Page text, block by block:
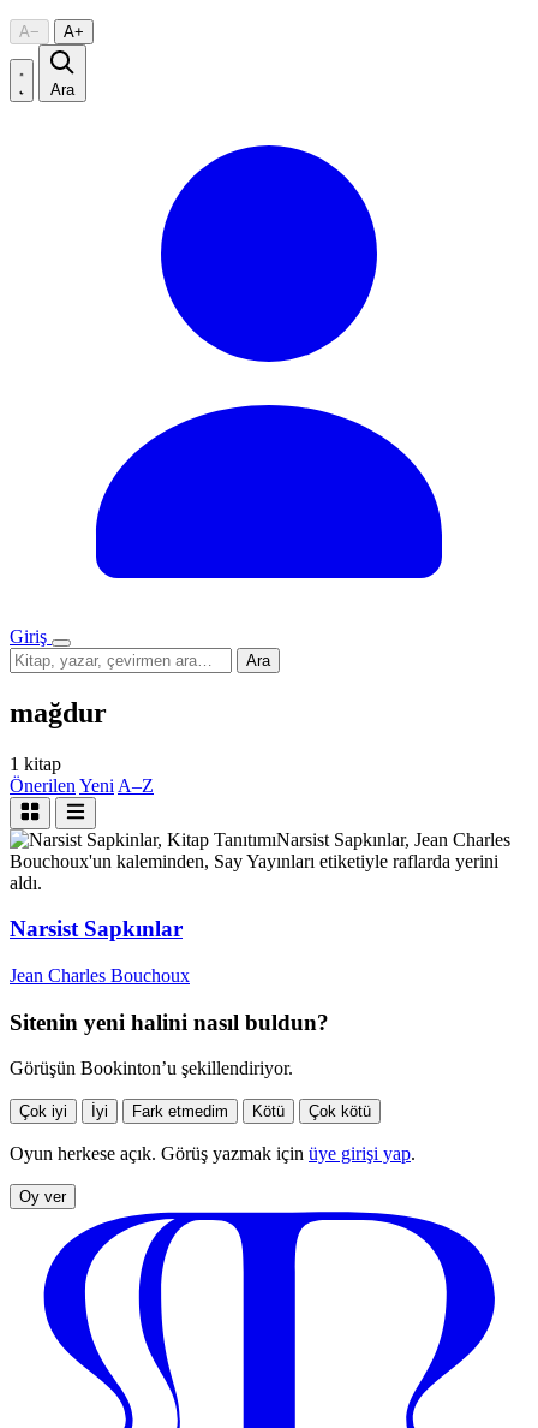
A− A+
Ara
Giriş
Menü
Sitede
ara
Ara
mağdur
1 kitap
Önerilen Yeni A–Z
Kitap TanıtımıNarsist Sapkınlar, Jean Charles
Bouchoux'un kaleminden, Say Yayınları etiketiyle raflarda yerini
aldı.
Narsist Sapkınlar
Jean Charles Bouchoux
Sitenin yeni halini nasıl buldun?
Görüşün Bookinton’u şekillendiriyor.
Çok iyi İyi Fark etmedim Kötü Çok kötü
Oyun herkese açık. Görüş yazmak için üye girişi yap.
Oy ver